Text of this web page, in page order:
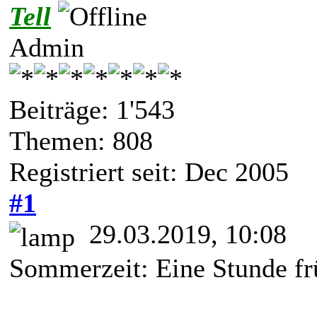
Tell
Admin
Beiträge: 1'543
Themen: 808
Registriert seit: Dec 2005
#1
29.03.2019, 10:08
Sommerzeit: Eine Stunde